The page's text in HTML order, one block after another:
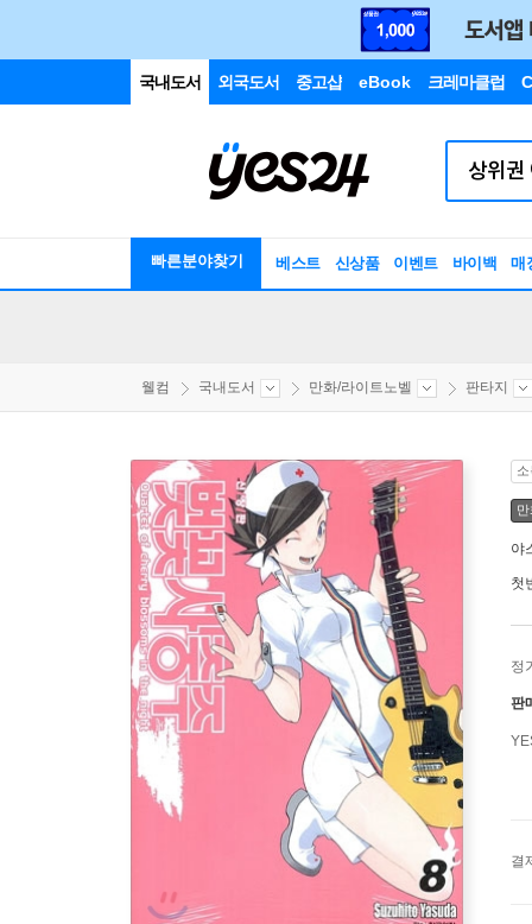
국내도서 외국도서 중고샵 eBook 크레마클럽
빠른분야찾기 베스트 신상품 이벤트 바이백 매
웰컴 국내도서 만화/라이트노벨 판타지
야
첫
정
판
결